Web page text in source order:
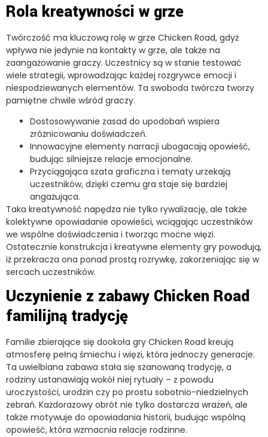
Rola kreatywności w grze
Twórczość ma kluczową rolę w grze Chicken Road, gdyż
wpływa nie jedynie na kontakty w grze, ale także na
zaangażowanie graczy. Uczestnicy są w stanie testować
wiele strategii, wprowadzając każdej rozgrywce emocji i
niespodziewanych elementów. Ta swoboda twórcza tworzy
pamiętne chwile wśród graczy.
Dostosowywanie zasad do upodobań wspiera
zróżnicowaniu doświadczeń.
Innowacyjne elementy narracji ubogacają opowieść,
budując silniejsze relacje emocjonalne.
Przyciągająca szata graficzna i tematy urzekają
uczestników, dzięki czemu gra staje się bardziej
angażująca.
Taka kreatywność napędza nie tylko rywalizację, ale także
kolektywne opowiadanie opowieści, wciągając uczestników
we wspólne doświadczenia i tworząc mocne więzi.
Ostatecznie konstrukcja i kreatywne elementy gry powodują,
iż przekracza ona ponad prostą rozrywkę, zakorzeniając się w
sercach uczestników.
Uczynienie z zabawy Chicken Road
familijną tradycję
Familie zbierające się dookoła gry Chicken Road kreują
atmosferę pełną śmiechu i więzi, która jednoczy generacje.
Ta uwielbiana zabawa stała się szanowaną tradycję, a
rodziny ustanawiają wokół niej rytuały – z powodu
uroczystości, urodzin czy po prostu sobotnio-niedzielnych
zebrań. Każdorazowy obrót nie tylko dostarcza wrażeń, ale
także motywuje do opowiadania historii, budując wspólną
opowieść, która wzmacnia relacje rodzinne.